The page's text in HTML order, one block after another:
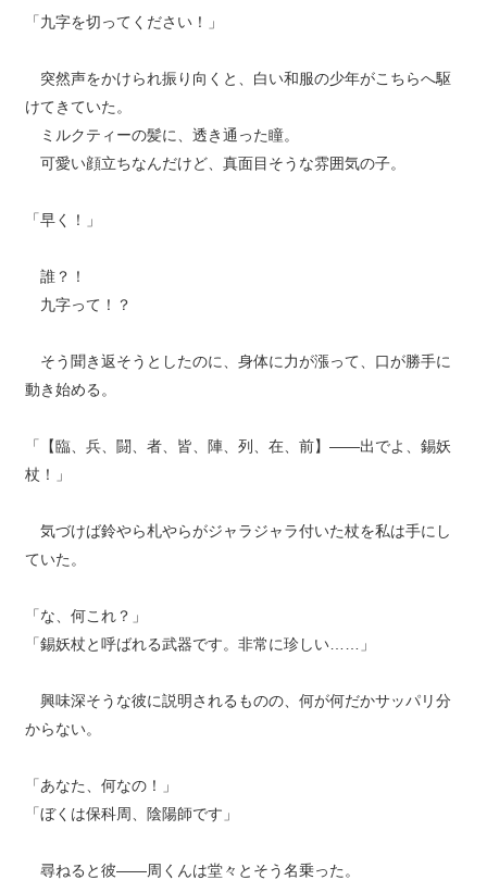
「九字を切ってください！」
突然声をかけられ振り向くと、白い和服の少年がこちらへ駆
けてきていた。
ミルクティーの髪に、透き通った瞳。
可愛い顔立ちなんだけど、真面目そうな雰囲気の子。
「早く！」
誰？！
九字って！？
そう聞き返そうとしたのに、身体に力が漲って、口が勝手に
動き始める。
「【臨、兵、闘、者、皆、陣、列、在、前】――出でよ、錫妖
杖！」
気づけば鈴やら札やらがジャラジャラ付いた杖を私は手にし
ていた。
「な、何これ？」
「錫妖杖と呼ばれる武器です。非常に珍しい……」
興味深そうな彼に説明されるものの、何が何だかサッパリ分
からない。
「あなた、何なの！」
「ぼくは保科周、陰陽師です」
尋ねると彼――周くんは堂々とそう名乗った。